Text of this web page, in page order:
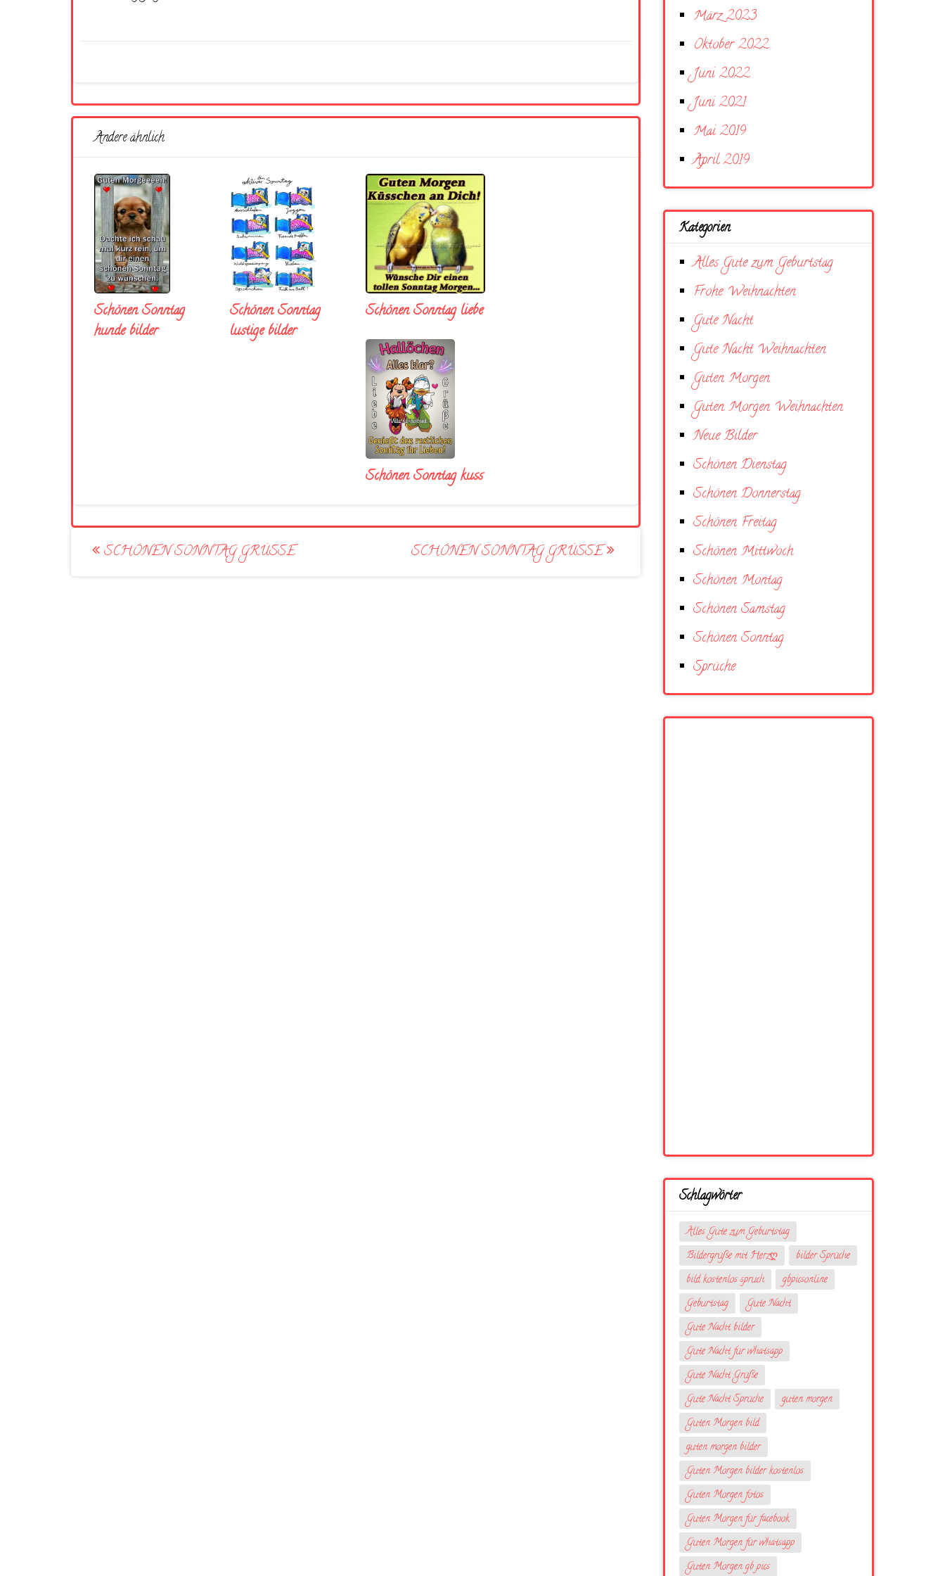
Andere ähnlich
Schönen Sonntag
hunde bilder
Schönen Sonntag
lustige bilder
Schönen Sonntag liebe
Schönen Sonntag kuss
Post
SCHÖNEN SONNTAG GRÜSSE SCHÖNEN SONNTAG GRÜSSE
März 2023
Oktober 2022
Juni 2022
Juni 2021
Mai 2019
April 2019
Kategorien
Alles Gute zum Geburtstag
Frohe Weihnachten
Gute Nacht
Gute Nacht Weihnachten
Guten Morgen
Guten Morgen Weihnachten
Neue Bilder
Schönen Dienstag
Schönen Donnerstag
Schönen Freitag
Schönen Mittwoch
Schönen Montag
Schönen Samstag
Schönen Sonntag
Sprüche
Schlagwörter
Alles Gute zum Geburtstag
Bildergrüße mit Herzღ
bilder Sprüche
bild kostenlos spruch
gbpicsonline
Geburtstag
Gute Nacht
Gute Nacht bilder
Gute Nacht für whatsapp
Gute Nacht Grüße
Gute Nacht Sprüche
guten morgen
Guten Morgen bild
guten morgen bilder
Guten Morgen bilder kostenlos
Guten Morgen fotos
Guten Morgen für facebook
Guten Morgen für whatsapp
Guten Morgen gb pics